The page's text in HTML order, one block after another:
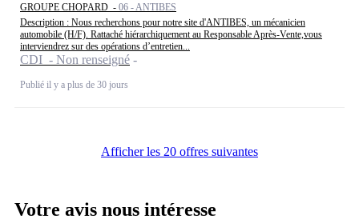
GROUPE CHOPARD - 06 - ANTIBES
Description : Nous recherchons pour notre site d'ANTIBES, un mécanicien
automobile (H/F). Rattaché hiérarchiquement au Responsable Après-Vente,vous
interviendrez sur des opérations d’entretien...
CDI - Non renseigné
Publié il y a plus de 30 jours
Afficher les 20 offres suivantes
Votre avis nous intéresse